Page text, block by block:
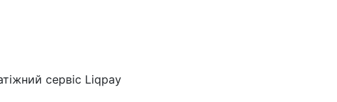
сервіс Liqpay